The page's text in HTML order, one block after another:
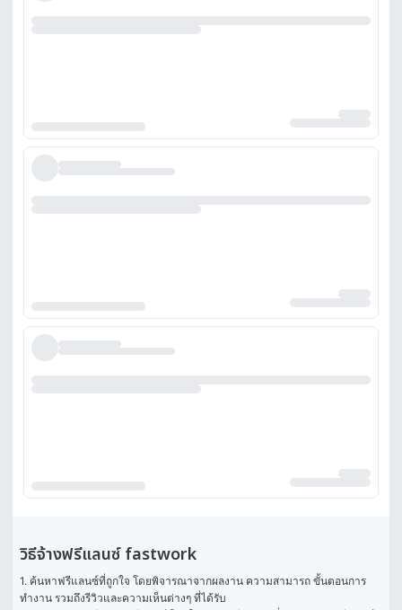
วิธีจ้างฟรีแลนซ์ fastwork
1. ค้นหาฟรีแลนซ์ที่ถูกใจ โดยพิจารณาจากผลงาน ความสามารถ ขั้นตอนการ
ทำงาน รวมถึงรีวิวและความเห็นต่างๆ ที่ได้รับ